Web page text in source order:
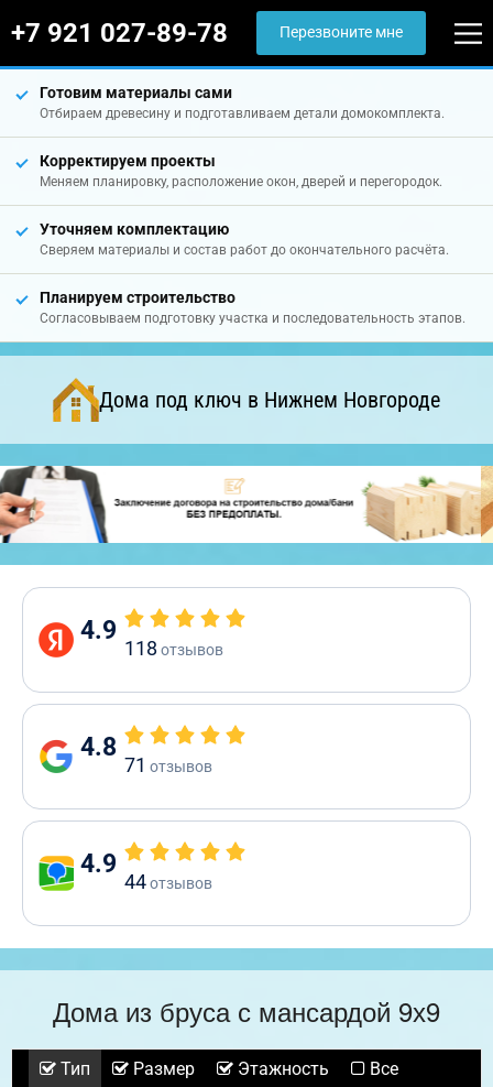
+7 921 027-89-78 Перезвоните мне
Готовим материалы сами
Отбираем древесину и подготавливаем детали домокомплекта.
Корректируем проекты
Меняем планировку, расположение окон, дверей и перегородок.
Уточняем комплектацию
Сверяем материалы и состав работ до окончательного расчёта.
Планируем строительство
Согласовываем подготовку участка и последовательность этапов.
Дома под ключ в Нижнем Новгороде
4.9
118 отзывов
4.8
71 отзывов
4.9
44отзывов
Дома из бруса с мансардой 9х9
Тип Размер Этажность Все